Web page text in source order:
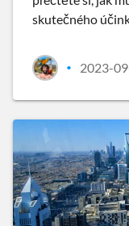
skutečného
• 2023-